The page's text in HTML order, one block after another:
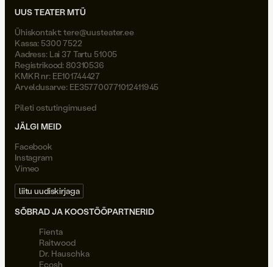
UUS TEATER MTÜ
Ühiskontakt:tere@uusteater.ee
Kassa: 5300 7522
Aadress: Lai 37 Tartu 51005
Registrikood: 80310536
KMKR nr: EE101744427
Arveldusarve: EE357700771012411945
Pileti ostutingimused
JÄLGI MEID
Facebook
Instagram
Vimeo
liitu uudiskirjaga
SÕBRAD JA KOOSTÖÖPARTNERID
Fienta
Raitwood
Dr. Hauschka
Ecosh